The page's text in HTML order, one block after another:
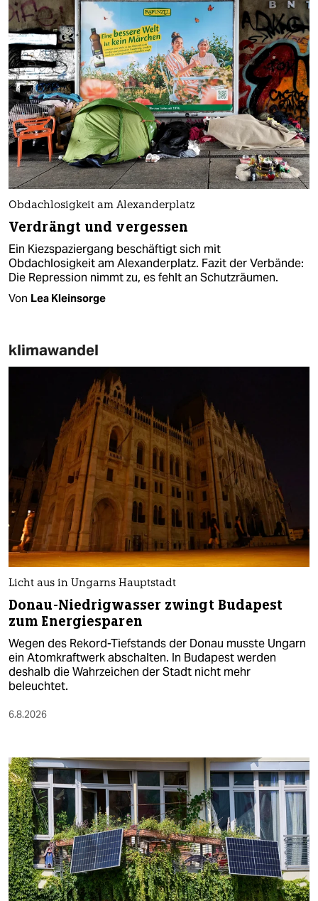
Obdachlosigkeit am Alexanderplatz
Verdrängt und vergessen
Ein Kiezspaziergang beschäftigt sich mit
Obdachlosigkeit am Alexanderplatz. Fazit der Verbände:
Die Repression nimmt zu, es fehlt an Schutzräumen.
Von Lea Kleinsorge
klimawandel
Licht aus in Ungarns Hauptstadt
Donau-Niedrigwasser zwingt Budapest
zum Energiesparen
Wegen des Rekord-Tiefstands der Donau musste Ungarn
ein Atomkraftwerk abschalten. In Budapest werden
deshalb die Wahrzeichen der Stadt nicht mehr
beleuchtet.
6.8.2026